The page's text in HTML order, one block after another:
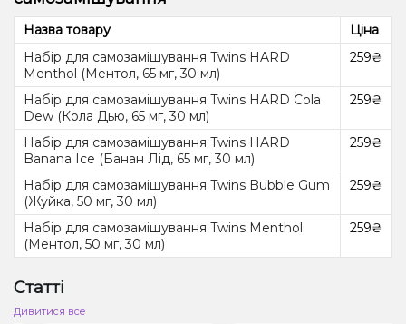
Назва товару
Ціна
Набір для самозамішування Twins HARD
Menthol (Ментол, 65 мг, 30 мл)
259₴
Набір для самозамішування Twins HARD Cola
Dew (Кола Дью, 65 мг, 30 мл)
259₴
Набір для самозамішування Twins HARD
Banana Ice (Банан Лід, 65 мг, 30 мл)
259₴
Набір для самозамішування Twins Bubble Gum
(Жуйка, 50 мг, 30 мл)
259₴
Набір для самозамішування Twins Menthol
(Ментол, 50 мг, 30 мл)
259₴
Статті
Дивитися все